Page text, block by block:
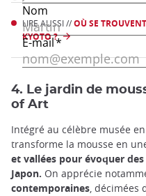
LIRE AUSSI //OÙ SE
KYOTO ?
4. Le jardin de
of Art
Intégré au célèbre musée
transforme la mousse en
et vallées pour évoquer
Japon. On apprécie
contemporaines, décimées